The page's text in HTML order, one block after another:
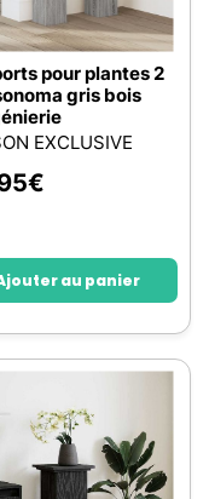
pour plantes 2
gris bois
EXCLUSIVE
€
au panier